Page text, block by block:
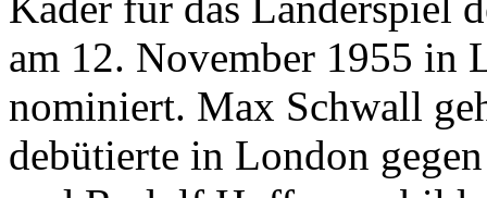
am 12. November 1955 in
nominiert. Max Schwall
debütierte in London